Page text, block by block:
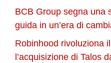
BCB Group segna una
guida in un’era di
Robinhood rivoluziona
l’acquisizione di Talos